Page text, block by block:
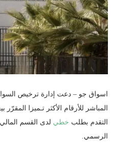
اسواق جو – دعت إدارة ترخيص
المباشر للأرقام الأكثر تـميزا المقرّر
التقدم بطلب خطي لدى القسم
الرسمي.